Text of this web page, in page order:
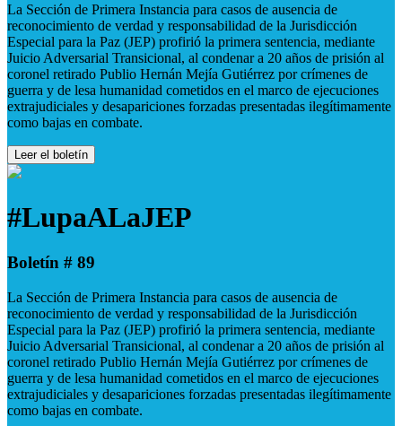
La Sección de Primera Instancia para casos de ausencia de
reconocimiento de verdad y responsabilidad de la Jurisdicción
Especial para la Paz (JEP) profirió la primera sentencia, mediante
Juicio Adversarial Transicional, al condenar a 20 años de prisión al
coronel retirado Publio Hernán Mejía Gutiérrez por crímenes de
guerra y de lesa humanidad cometidos en el marco de ejecuciones
extrajudiciales y desapariciones forzadas presentadas ilegítimamente
como bajas en combate.
Leer el boletín
#LupaALaJEP
Boletín # 89
La Sección de Primera Instancia para casos de ausencia de
reconocimiento de verdad y responsabilidad de la Jurisdicción
Especial para la Paz (JEP) profirió la primera sentencia, mediante
Juicio Adversarial Transicional, al condenar a 20 años de prisión al
coronel retirado Publio Hernán Mejía Gutiérrez por crímenes de
guerra y de lesa humanidad cometidos en el marco de ejecuciones
extrajudiciales y desapariciones forzadas presentadas ilegítimamente
como bajas en combate.